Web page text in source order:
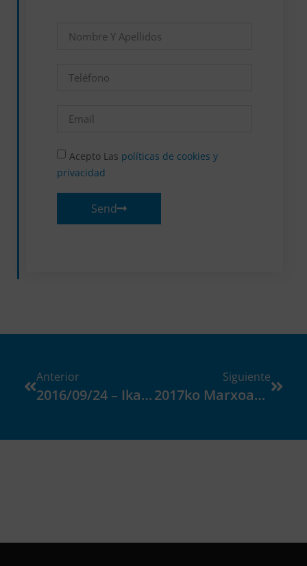
Acepto Las políticas de cookies y
privacidad
Send
Anterior
2016/09/24 – Ikasturte Hasierako Bilera
Siguiente
2017ko Marxoaren 13tik 17ra Aurten Burmuinaren Astea-Ren